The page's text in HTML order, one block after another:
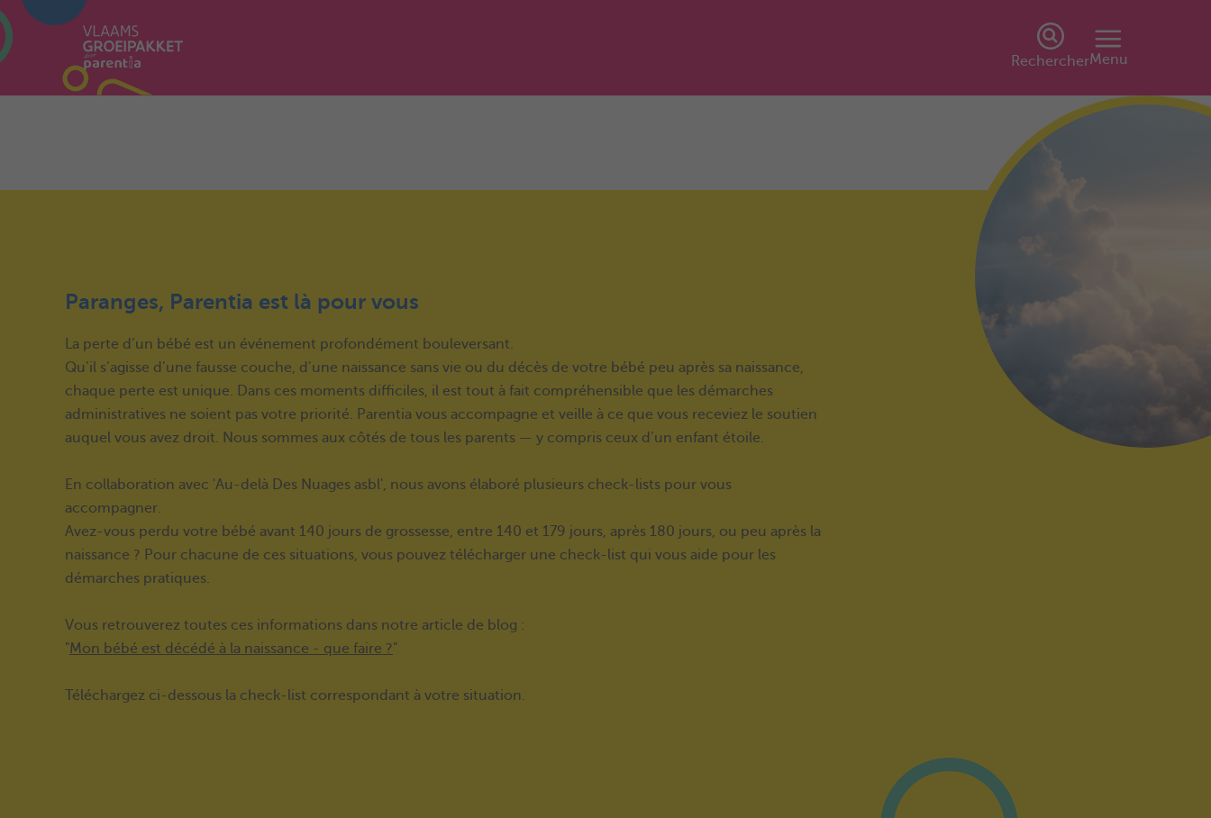
RechercherMenu
Paranges, Parentia est là pour vous
La perte d’un bébé est un événement profondément bouleversant.
Qu’il s’agisse d’une fausse couche, d’une naissance sans vie ou du décès de votre bébé peu après sa naissance,
chaque perte est unique. Dans ces moments difficiles, il est tout à fait compréhensible que les démarches
administratives ne soient pas votre priorité. Parentia vous accompagne et veille à ce que vous receviez le soutien
auquel vous avez droit. Nous sommes aux côtés de tous les parents — y compris ceux d’un enfant étoile.
En collaboration avec 'Au-delà Des Nuages asbl', nous avons élaboré plusieurs check-lists pour vous
accompagner.
Avez-vous perdu votre bébé avant 140 jours de grossesse, entre 140 et 179 jours, après 180 jours, ou peu après la
naissance ? Pour chacune de ces situations, vous pouvez télécharger une check-list qui vous aide pour les
démarches pratiques.
Vous retrouverez toutes ces informations dans notre article de blog :
"Mon bébé est décédé à la naissance - que faire ?"
Téléchargez ci-dessous la check-list correspondant à votre situation.